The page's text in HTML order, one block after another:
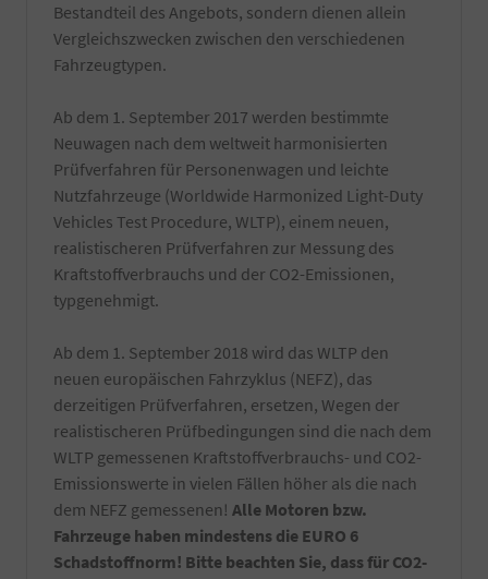
Bestandteil des Angebots, sondern dienen allein
Vergleichszwecken zwischen den verschiedenen
Fahrzeugtypen.
Ab dem 1. September 2017 werden bestimmte
Neuwagen nach dem weltweit harmonisierten
Prüfverfahren für Personenwagen und leichte
Nutzfahrzeuge (Worldwide Harmonized Light-Duty
Vehicles Test Procedure, WLTP), einem neuen,
realistischeren Prüfverfahren zur Messung des
Kraftstoffverbrauchs und der CO2-Emissionen,
typgenehmigt.
Ab dem 1. September 2018 wird das WLTP den
neuen europäischen Fahrzyklus (NEFZ), das
derzeitigen Prüfverfahren, ersetzen, Wegen der
realistischeren Prüfbedingungen sind die nach dem
WLTP gemessenen Kraftstoffverbrauchs- und CO2-
Emissionswerte in vielen Fällen höher als die nach
dem NEFZ gemessenen! Alle Motoren bzw.
Fahrzeuge haben mindestens die EURO 6
Schadstoffnorm! Bitte beachten Sie, dass für CO2-